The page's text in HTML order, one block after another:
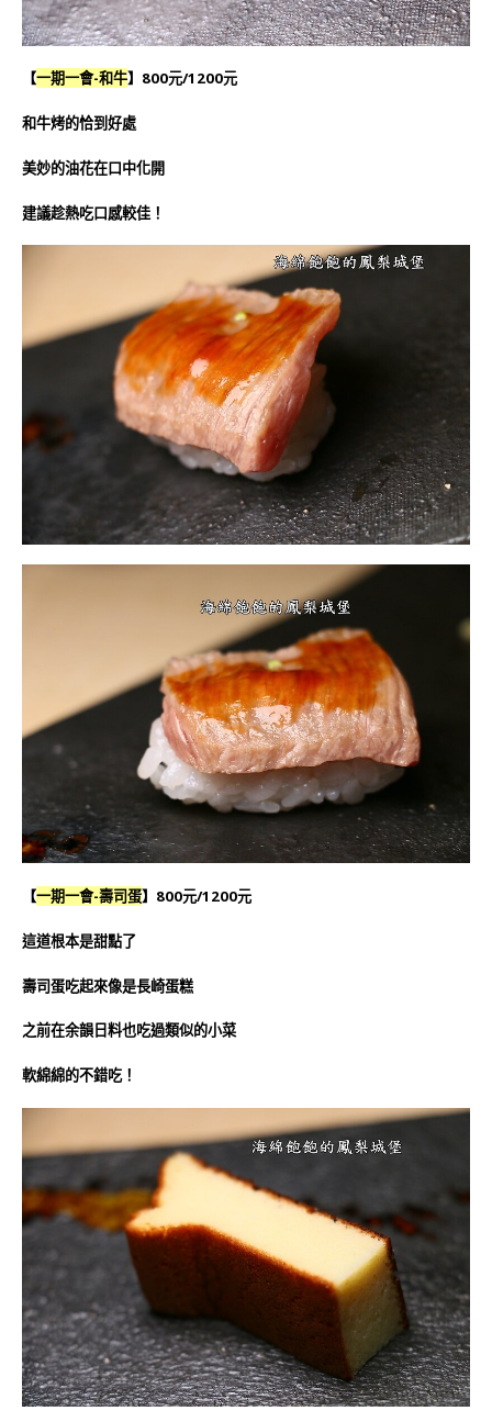
【一期一會-和牛】800元/1200元
和牛烤的恰到好處
美妙的油花在口中化開
建議趁熱吃口感較佳！
【一期一會-壽司蛋】800元/1200元
這道根本是甜點了
壽司蛋吃起來像是長崎蛋糕
之前在余韻日料也吃過類似的小菜
軟綿綿的不錯吃！